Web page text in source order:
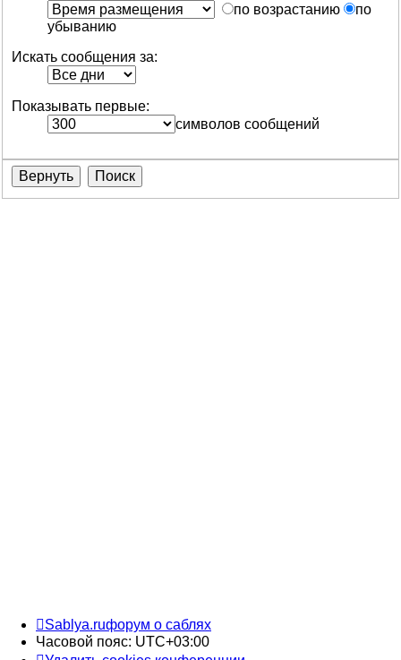
по возрастанию
по
убыванию
Искать сообщения за:
Показывать первые:
символов сообщений
Sablya.ruфорум о саблях
Часовой пояс: UTC+03:00